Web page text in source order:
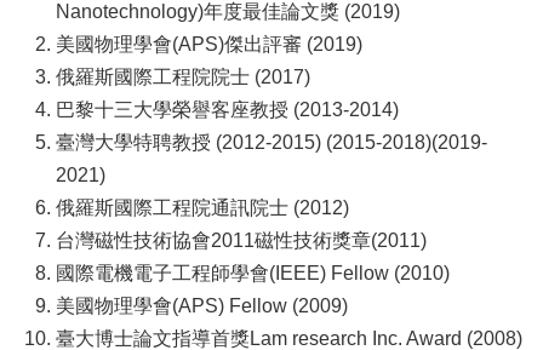
首
臺
大
首
頁
Nanotechnology)年度最佳論文獎 (2019)
美國物理學會(APS)傑出評審 (2019)
俄羅斯國際工程院院士 (2017)
巴黎十三大學榮譽客座教授 (2013-2014)
臺灣大學特聘教授 (2012-2015) (2015-2018)(2019-
2021)
俄羅斯國際工程院通訊院士 (2012)
台灣磁性技術協會2011磁性技術獎章(2011)
國際電機電子工程師學會(IEEE) Fellow (2010)
美國物理學會(APS) Fellow (2009)
臺大博士論文指導首獎Lam research Inc. Award (2008)